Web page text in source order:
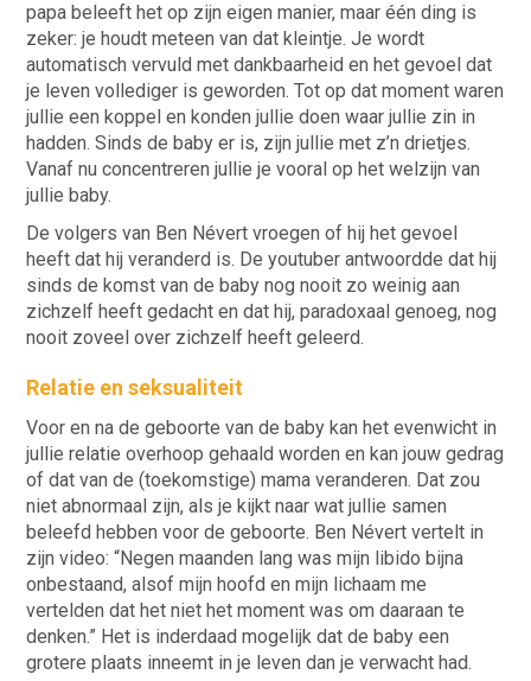
papa beleeft het op zijn eigen manier, maar één ding is
zeker: je houdt meteen van dat kleintje. Je wordt
automatisch vervuld met dankbaarheid en het gevoel dat
je leven vollediger is geworden. Tot op dat moment waren
jullie een koppel en konden jullie doen waar jullie zin in
hadden. Sinds de baby er is, zijn jullie met z’n drietjes.
Vanaf nu concentreren jullie je vooral op het welzijn van
jullie baby.
De volgers van Ben Névert vroegen of hij het gevoel
heeft dat hij veranderd is. De youtuber antwoordde dat hij
sinds de komst van de baby nog nooit zo weinig aan
zichzelf heeft gedacht en dat hij, paradoxaal genoeg, nog
nooit zoveel over zichzelf heeft geleerd.
Relatie en seksualiteit
Voor en na de geboorte van de baby kan het evenwicht in
jullie relatie overhoop gehaald worden en kan jouw gedrag
of dat van de (toekomstige) mama veranderen. Dat zou
niet abnormaal zijn, als je kijkt naar wat jullie samen
beleefd hebben voor de geboorte. Ben Névert vertelt in
zijn video: “Negen maanden lang was mijn libido bijna
onbestaand, alsof mijn hoofd en mijn lichaam me
vertelden dat het niet het moment was om daaraan te
denken.” Het is inderdaad mogelijk dat de baby een
grotere plaats inneemt in je leven dan je verwacht had.